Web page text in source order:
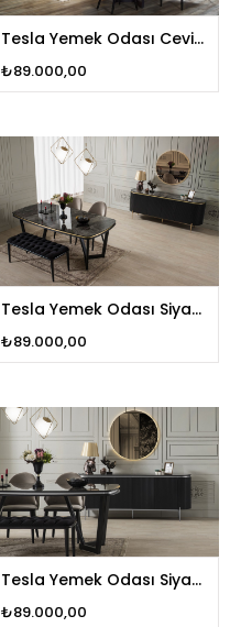
Tesla Yemek Odası Ceviz
Bronz
₺89.000,00
Tesla Yemek Odası Siyah
Gold
₺89.000,00
Tesla Yemek Odası Siyah
Gümüş
₺89.000,00